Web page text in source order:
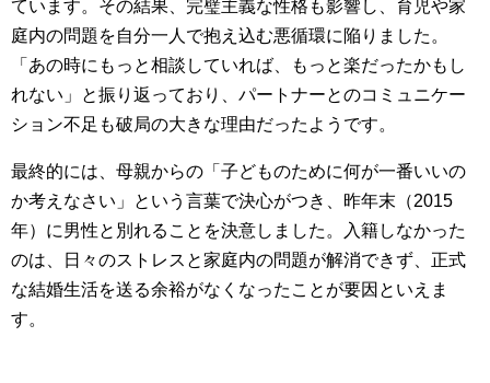
ています。その結果、完璧主義な性格も影響し、育児や家
庭内の問題を自分一人で抱え込む悪循環に陥りました。
「あの時にもっと相談していれば、もっと楽だったかもし
れない」と振り返っており、パートナーとのコミュニケー
ション不足も破局の大きな理由だったようです。
最終的には、母親からの「子どものために何が一番いいの
か考えなさい」という言葉で決心がつき、昨年末（2015
年）に男性と別れることを決意しました。入籍しなかった
のは、日々のストレスと家庭内の問題が解消できず、正式
な結婚生活を送る余裕がなくなったことが要因といえま
す。